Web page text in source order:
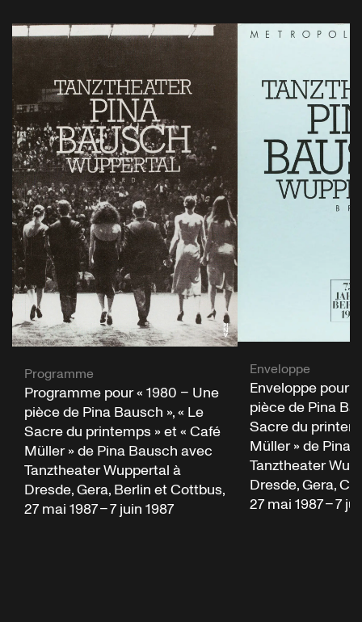
Programme
Programme pour « 1980 – Une
pièce de Pina Bausch », « Le
Sacre du printemps » et « Café
Müller » de Pina Bausch avec
Tanztheater Wuppertal à
Dresde, Gera, Berlin et Cottbus,
27 mai 1987 – 7 juin 1987
Enveloppe
Enveloppe pour
pièce de Pina
Sacre du
Müller » de Pina
Tanztheater
Dresde, Gera,
27 mai 1987 – 7